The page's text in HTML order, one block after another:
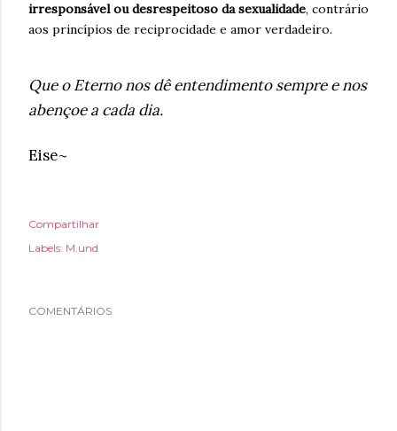
irresponsável ou desrespeitoso da sexualidade, contrário
aos princípios de reciprocidade e amor verdadeiro.
Que o Eterno nos dê entendimento sempre e nos
abençoe a cada dia.
Eise~
Compartilhar
Labels: M.und
COMENTÁRIOS